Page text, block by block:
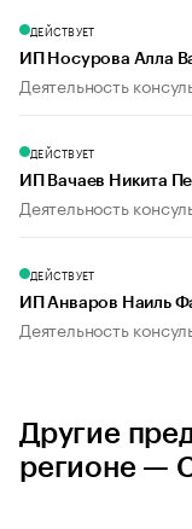
ДЕЙСТВУЕТ
ИП Носурова Алла
Деятельность
ДЕЙСТВУЕТ
ИП Вачаев Никита
Деятельность
ДЕЙСТВУЕТ
ИП Анваров Наиль
Деятельность
Другие
регионе —